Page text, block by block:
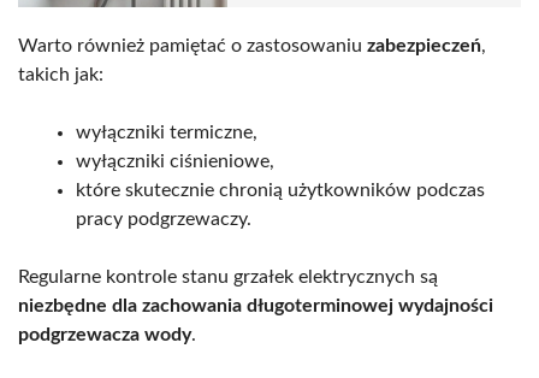
Warto również pamiętać o zastosowaniu zabezpieczeń,
takich jak:
wyłączniki termiczne,
wyłączniki ciśnieniowe,
które skutecznie chronią użytkowników podczas
pracy podgrzewaczy.
Regularne kontrole stanu grzałek elektrycznych są
niezbędne dla zachowania długoterminowej wydajności
podgrzewacza wody.